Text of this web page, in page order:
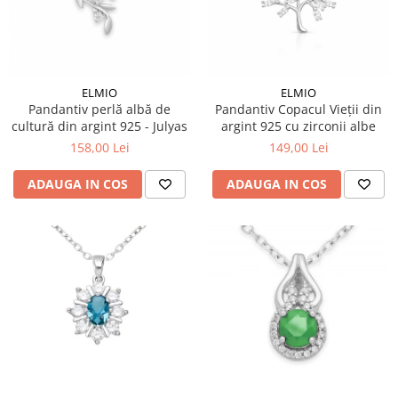
ELMIO
Pandantiv perlă albă de
cultură din argint 925 - Julyas
158,00 Lei
ADAUGA IN COS
ELMIO
Pandantiv Copacul Vieții din
argint 925 cu zirconii albe
149,00 Lei
ADAUGA IN COS